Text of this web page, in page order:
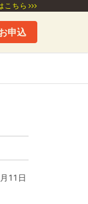
こちら
申込
11日